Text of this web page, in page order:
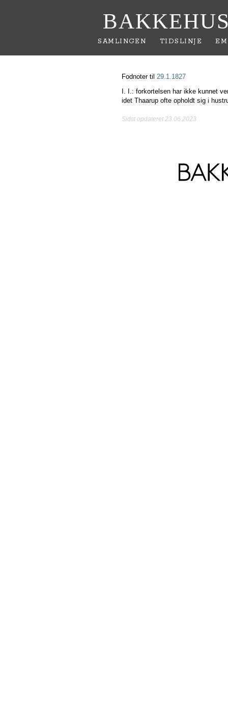
SAMLINGEN TIDSLINJE
Fodnoter til 29.1.1827
I. I.: forkortelsen har ikke kunnet
idet Thaarup ofte opholdt sig i
Sidst opdateret 23.06.2023